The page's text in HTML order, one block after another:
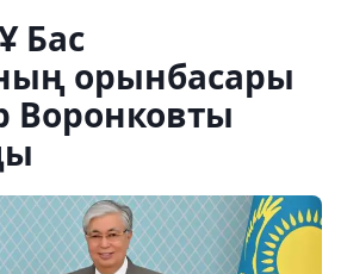
Бас
орынбасары
Воронковты